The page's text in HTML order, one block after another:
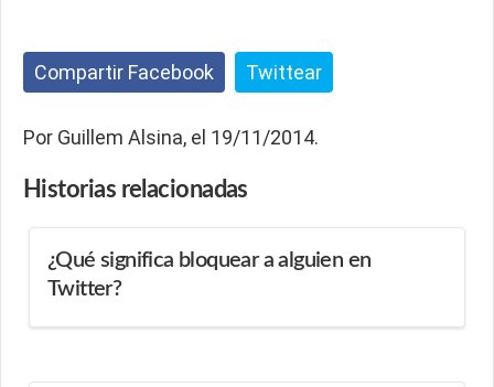
Compartir Facebook Twittear
Por Guillem Alsina, el 19/11/2014.
Historias relacionadas
¿Qué significa bloquear a alguien en
Twitter?